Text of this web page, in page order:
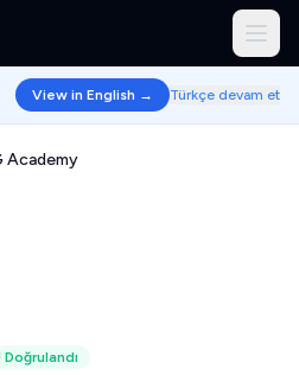
View in English → Türkçe devam et
Academy
Doğrulandı